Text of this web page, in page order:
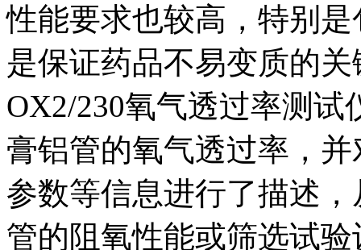
性能要求也较高，特别
是保证药品不易变质的
OX2/230氧气透过率测
膏铝管的氧气透过率，
参数等信息进行了描述
管的阻氧性能或筛选试